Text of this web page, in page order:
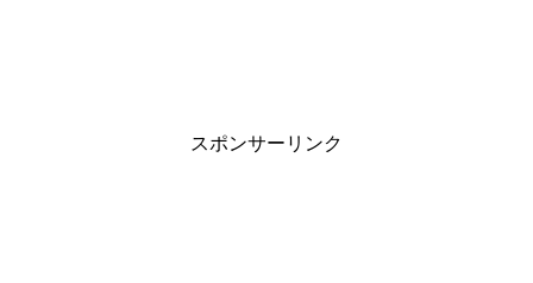
スポンサーリンク